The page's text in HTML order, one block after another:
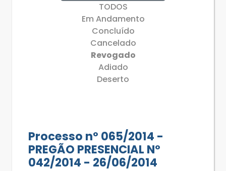
TODOS
Em Andamento
Concluído
Cancelado
Revogado
Adiado
Deserto
Processo nº 065/2014 -
PREGÃO PRESENCIAL Nº
042/2014 - 26/06/2014